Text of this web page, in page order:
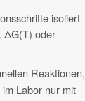
isoliert
ΔG(T) oder
Reaktionen,
Labor nur mit